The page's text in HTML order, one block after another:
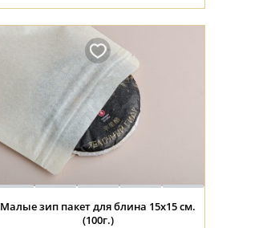
Малые зип пакет для блина 15х15 см.
(100г.)